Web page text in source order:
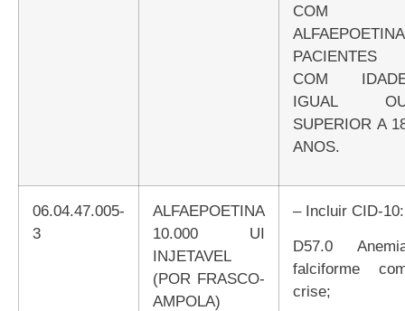
COM
ALFAEPOETINA
PACIENTES
COM
IGUAL
SUPERIOR A
ANOS.
06.04.47.005-
3
ALFAEPOETINA
10.000 UI
INJETAVEL
(POR FRASCO-
AMPOLA)
– Incluir CID-10:
D57.0 Anemia
falciforme
crise;